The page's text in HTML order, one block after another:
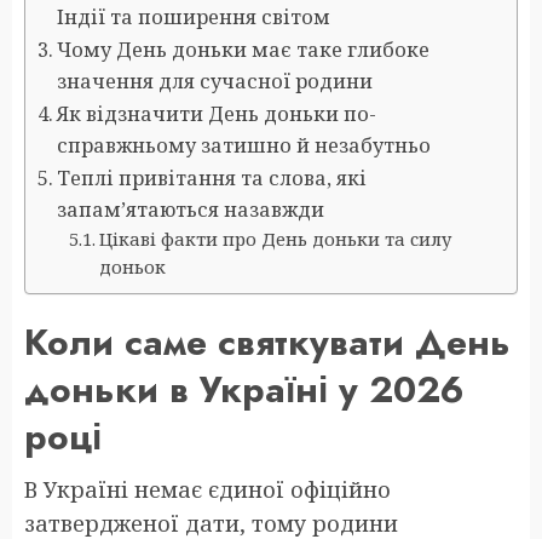
Індії та поширення світом
Чому День доньки має таке глибоке
значення для сучасної родини
Як відзначити День доньки по-
справжньому затишно й незабутньо
Теплі привітання та слова, які
запам’ятаються назавжди
Цікаві факти про День доньки та силу
доньок
Коли саме святкувати День
доньки в Україні у 2026
році
В Україні немає єдиної офіційно
затвердженої дати, тому родини